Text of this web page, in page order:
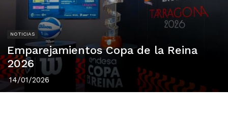
NOTICIAS
Emparejamientos Copa de la Reina
2026
14/01/2026